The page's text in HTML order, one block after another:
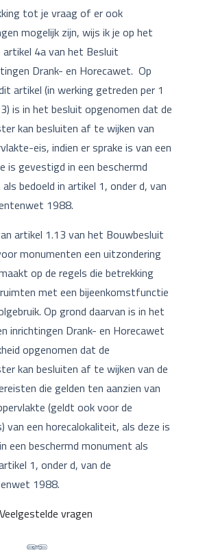
tot je vraag of er ook
mogelijk zijn, wijs ik je op het
artikel 4a van het Besluit
Drank- en Horecawet. Op
artikel (in werking getreden per 1
is in het besluit opgenomen dat de
kan besluiten af te wijken van
eis, indien er sprake is van een
is gevestigd in een beschermd
bedoeld in artikel 1, onder d, van
1988.
artikel 1.13 van het Bouwbesluit
monumenten een uitzondering
op de regels die betrekking
met een bijeenkomstfunctie
Op grond daarvan is in het
inrichtingen Drank- en Horecawet
opgenomen dat de
kan besluiten af te wijken van de
die gelden ten aanzien van
(geldt ook voor de
van een horecalokaliteit, als deze is
een beschermd monument als
1, onder d, van de
1988.
vragen